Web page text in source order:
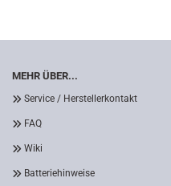
MEHR ÜBER...
Service / Herstellerkontakt
FAQ
Wiki
Batteriehinweise